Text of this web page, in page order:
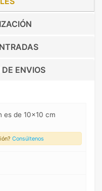
ENVIOS
es de 10x10 cm
Consúltenos